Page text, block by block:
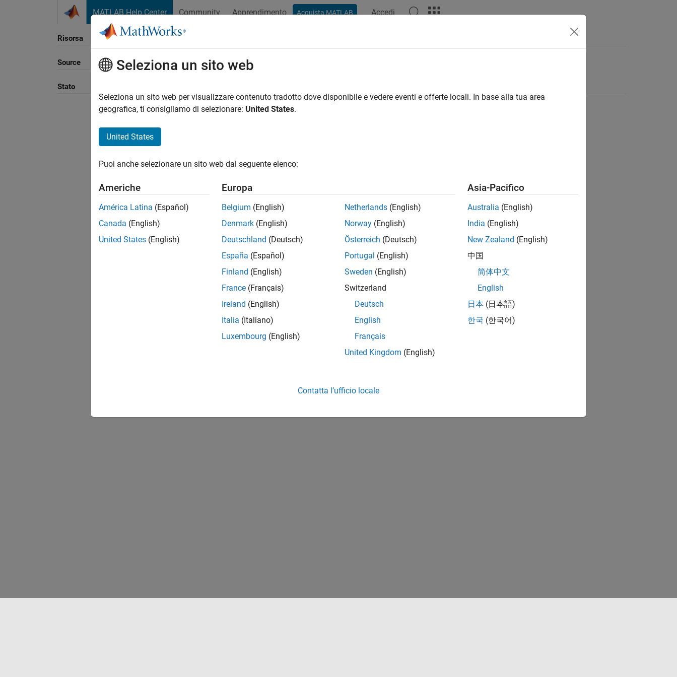
MATLAB Help Center Community Apprendimento Acquista MATLAB Accedi
Risorsa
Source
Stato
Ordina per
Seleziona un sito web
Seleziona un sito web per visualizzare contenuto tradotto dove disponibile e vedere eventi e offerte locali. In base alla tua area
geografica, ti consigliamo di selezionare: United States.
United States
Puoi anche selezionare un sito web dal seguente elenco:
Americhe
América Latina (Español)
Canada (English)
United States (English)
Europa
Belgium (English)
Denmark (English)
Deutschland (Deutsch)
España (Español)
Finland (English)
France (Français)
Ireland (English)
Italia (Italiano)
Luxembourg (English)
Netherlands (English)
Norway (English)
Österreich (Deutsch)
Portugal (English)
Sweden (English)
Switzerland
Deutsch
English
Français
United Kingdom (English)
Asia-Pacifico
Australia (English)
India (English)
New Zealand (English)
中国
简体中文
English
日本 (日本語)
한국 (한국어)
Contatta l’ufficio locale